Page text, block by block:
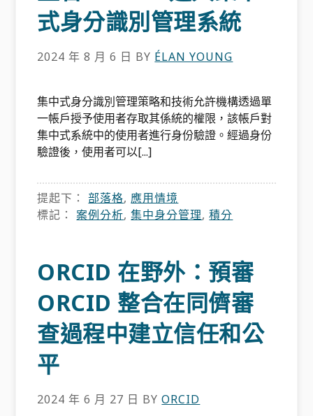
式身分識別管理系統
2024 年 8 月 6 日 BY ÉLAN YOUNG
集中式身分識別管理策略和技術允許機構透過單
一帳戶授予使用者存取其係統的權限，該帳戶對
集中式系統中的使用者進行身份驗證。經過身份
驗證後，使用者可以[...]
提起下：部落格, 應用情境
標記：案例分析,集中身分管理,積分
ORCID 在野外：預審
ORCID 整合在同儕審
查過程中建立信任和公
平
2024 年 6 月 27 日 BYORCID